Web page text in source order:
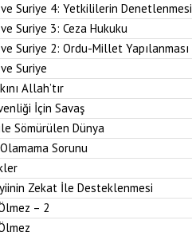
Suriye 4: Yetkililerin Denetlenmesi
Suriye 3: Ceza Hukuku
Suriye 2: Ordu-Millet Yapılanması
Suriye
Allah’tır
İçin Savaş
Sömürülen Dünya
Sorunu
Zekat İle Desteklenmesi
– 2